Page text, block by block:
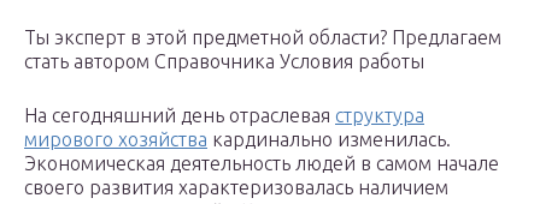
Ты эксперт в этой предметной области? Предлагаем
стать автором Справочника Условия работы
На сегодняшний день отраслевая структура
мирового хозяйства кардинально изменилась.
Экономическая деятельность людей в самом начале
своего развития характеризовалась наличием